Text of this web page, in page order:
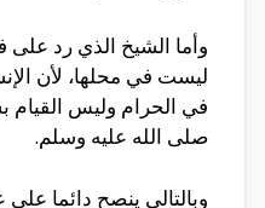
وأما الشيخ الذي رد على
ليست في محلها، لأن
في الحرام وليس
صلى الله عليه وسلم.
وبالتالي ينصح دائما